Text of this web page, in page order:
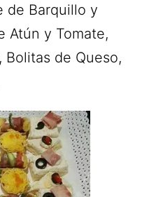
de Barquillo y
Atún y Tomate,
Bolitas de Queso,